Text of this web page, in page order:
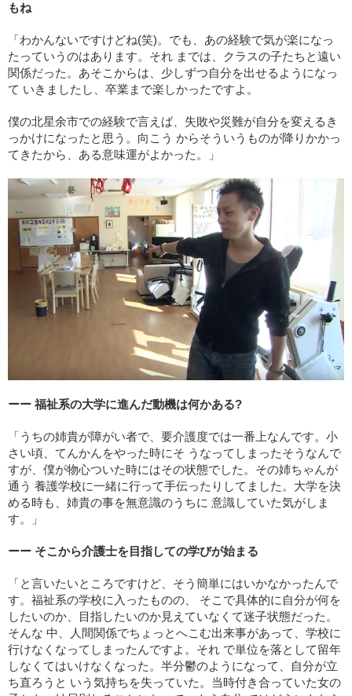
もね
「わかんないですけどね(笑)。でも、あの経験で気が楽になっ
たっていうのはあります。それ までは、クラスの子たちと遠い
関係だった。あそこからは、少しずつ自分を出せるようになっ
て いきましたし、卒業まで楽しかったですよ。
僕の北星余市での経験で言えば、失敗や災難が自分を変えるき
っかけになったと思う。向こう からそういうものが降りかかっ
てきたから、ある意味運がよかった。」
ーー 福祉系の大学に進んだ動機は何かある?
「うちの姉貴が障がい者で、要介護度では一番上なんです。小
さい頃、てんかんをやった時にそ うなってしまったそうなんで
すが、僕が物心ついた時にはその状態でした。その姉ちゃんが
通う 養護学校に一緒に行って手伝ったりしてました。大学を決
める時も、姉貴の事を無意識のうちに 意識していた気がしま
す。」
ーー そこから介護士を目指しての学びが始まる
「と言いたいところですけど、そう簡単にはいかなかったんで
す。福祉系の学校に入ったものの、 そこで具体的に自分が何を
したいのか、目指したいのか見えていなくて迷子状態だった。
そんな 中、人間関係でちょっとへこむ出来事があって、学校に
行けなくなってしまったんですよ。それ で単位を落として留年
しなくてはいけなくなった。半分鬱のようになって、自分が立
ち直ろうと いう気持ちを失っていた。当時付き合っていた女の